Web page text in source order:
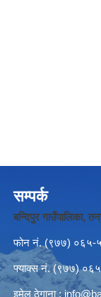
सम्पर्क
बन्दिपुर गाउँपालिका,
फोन नं‍. (९७७) ०६५-
फ्याक्स नं. (९७७)
इमेल ठेगाना :